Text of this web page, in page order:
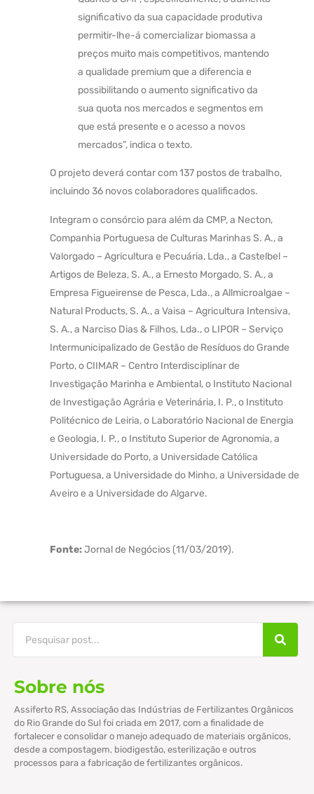
significativo da sua capacidade produtiva
permitir-lhe-á comercializar biomassa a
preços muito mais competitivos, mantendo
a qualidade premium que a diferencia e
possibilitando o aumento significativo da
sua quota nos mercados e segmentos em
que está presente e o acesso a novos
mercados”, indica o texto.
O projeto deverá contar com 137 postos de trabalho,
incluindo 36 novos colaboradores qualificados.
Integram o consórcio para além da CMP, a Necton,
Companhia Portuguesa de Culturas Marinhas S. A., a
Valorgado – Agricultura e Pecuária, Lda., a Castelbel –
Artigos de Beleza, S. A., a Ernesto Morgado, S. A., a
Empresa Figueirense de Pesca, Lda., a Allmicroalgae –
Natural Products, S. A., a Vaisa – Agricultura Intensiva,
S. A., a Narciso Dias & Filhos, Lda., o LIPOR – Serviço
Intermunicipalizado de Gestão de Resíduos do Grande
Porto, o CIIMAR – Centro Interdisciplinar de
Investigação Marinha e Ambiental, o Instituto Nacional
de Investigação Agrária e Veterinária, I. P., o Instituto
Politécnico de Leiria, o Laboratório Nacional de Energia
e Geologia, I. P., o Instituto Superior de Agronomia, a
Universidade do Porto, a Universidade Católica
Portuguesa, a Universidade do Minho, a Universidade de
Aveiro e a Universidade do Algarve.
Fonte:Jornal de Negócios (11/03/2019).
Sobre nós
Assiferto RS, Associação das Indústrias de Fertilizantes Orgânicos
do Rio Grande do Sul foi criada em 2017, com a finalidade de
fortalecer e consolidar o manejo adequado de materiais orgânicos,
desde a compostagem, biodigestão, esterilização e outros
processos para a fabricação de fertilizantes orgânicos.